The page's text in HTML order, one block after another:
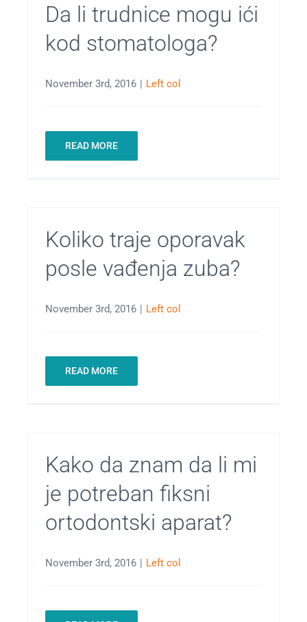
Da li trudnice mogu ići
kod stomatologa?
November 3rd, 2016 | Left col
READ MORE
Koliko traje oporavak
posle vađenja zuba?
November 3rd, 2016 | Left col
READ MORE
Kako da znam da li mi
je potreban fiksni
ortodontski aparat?
November 3rd, 2016 | Left col